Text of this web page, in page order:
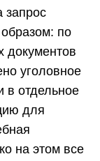
запрос
по
документов
уголовное
в отдельное
для
на этом все